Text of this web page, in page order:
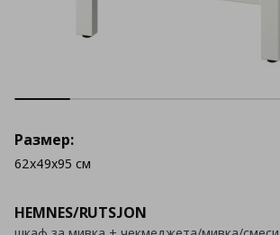
HEMNES/RUTSJON
Размер:
62x49x95 см